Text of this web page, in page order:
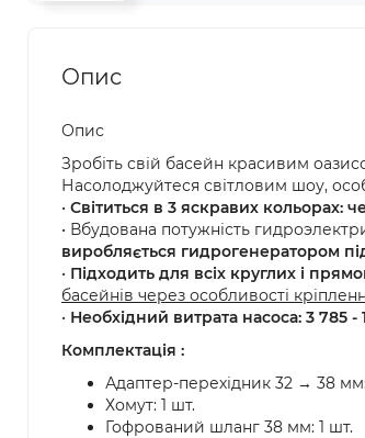
Опис
Опис
Зробіть свій басейн красивим
Насолоджуйтеся світловим шоу,
• Світиться в 3 яскравих кольорах:
• Вбудована потужність
виробляється гидрогенератором
• Підходить для всіх круглих і
басейнів через особливості
• Необхідний витрата насоса: 3 785 -
Комплектація :
Адаптер-перехідник 32 → 38
Хомут: 1 шт.
Гофрований шланг 38 мм: 1 шт.